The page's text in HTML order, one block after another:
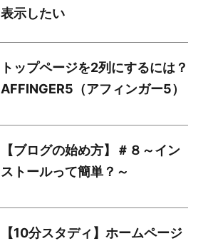
表示したい
トップページを2列にするには？
AFFINGER5（アフィンガー5）
【ブログの始め方】＃８～イン
ストールって簡単？～
【10分スタディ】ホームページ